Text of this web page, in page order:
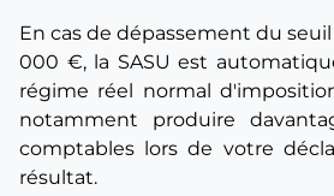
En cas de dépassement du
000 €, la SASU est
régime réel normal
notamment produire
comptables lors de votre
résultat.